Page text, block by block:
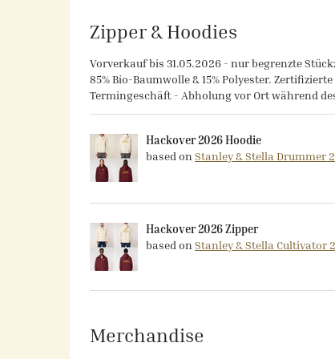
Zipper & Hoodies
Vorverkauf bis 31.05.2026 - nur begrenzte
85% Bio-Baumwolle & 15% Polyester.
Termingeschäft - Abholung vor Ort während
Hackover 2026 Hoodie
based on Stanley & Stella Drummer
Hackover 2026 Zipper
based on Stanley & Stella Cultivator
Merchandise